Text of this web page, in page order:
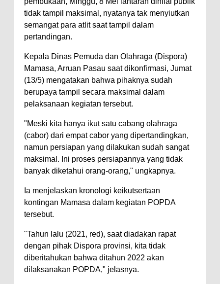
tidak tampil maksimal, nyatanya tak menyiutkan
semangat para atlit saat tampil dalam
pertandingan.
Kepala Dinas Pemuda dan Olahraga (Dispora)
Mamasa, Arruan Pasau saat dikonfirmasi, Jumat
(13/5) mengatakan bahwa pihaknya sudah
berupaya tampil secara maksimal dalam
pelaksanaan kegiatan tersebut.
"Meski kita hanya ikut satu cabang olahraga
(cabor) dari empat cabor yang dipertandingkan,
namun persiapan yang dilakukan sudah sangat
maksimal. Ini proses persiapannya yang tidak
banyak diketahui orang-orang," ungkapnya.
Ia menjelaskan kronologi keikutsertaan
kontingan Mamasa dalam kegiatan POPDA
tersebut.
"Tahun lalu (2021, red), saat diadakan rapat
dengan pihak Dispora provinsi, kita tidak
diberitahukan bahwa ditahun 2022 akan
dilaksanakan POPDA," jelasnya.